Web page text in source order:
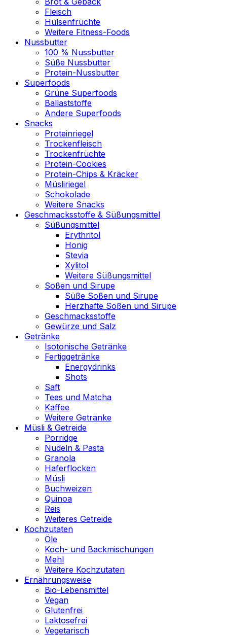
Fleisch
Hülsenfrüchte
Weitere Fitness-Foods
Nussbutter
100 % Nussbutter
Süße Nussbutter
Protein-Nussbutter
Superfoods
Grüne Superfoods
Ballaststoffe
Andere Superfoods
Snacks
Proteinriegel
Trockenfleisch
Trockenfrüchte
Protein-Cookies
Protein-Chips & Kräcker
Müsliriegel
Schokolade
Weitere Snacks
Geschmacksstoffe & Süßungsmittel
Süßungsmittel
Erythritol
Honig
Stevia
Xylitol
Weitere Süßungsmittel
Soßen und Sirupe
Süße Soßen und Sirupe
Herzhafte Soßen und Sirupe
Geschmacksstoffe
Gewürze und Salz
Getränke
Isotonische Getränke
Fertiggetränke
Energydrinks
Shots
Saft
Tees und Matcha
Kaffee
Weitere Getränke
Müsli & Getreide
Porridge
Nudeln & Pasta
Granola
Haferflocken
Müsli
Buchweizen
Quinoa
Reis
Weiteres Getreide
Kochzutaten
Öle
Koch- und Backmischungen
Mehl
Weitere Kochzutaten
Ernährungsweise
Bio-Lebensmittel
Vegan
Glutenfrei
Laktosefrei
Vegetarisch